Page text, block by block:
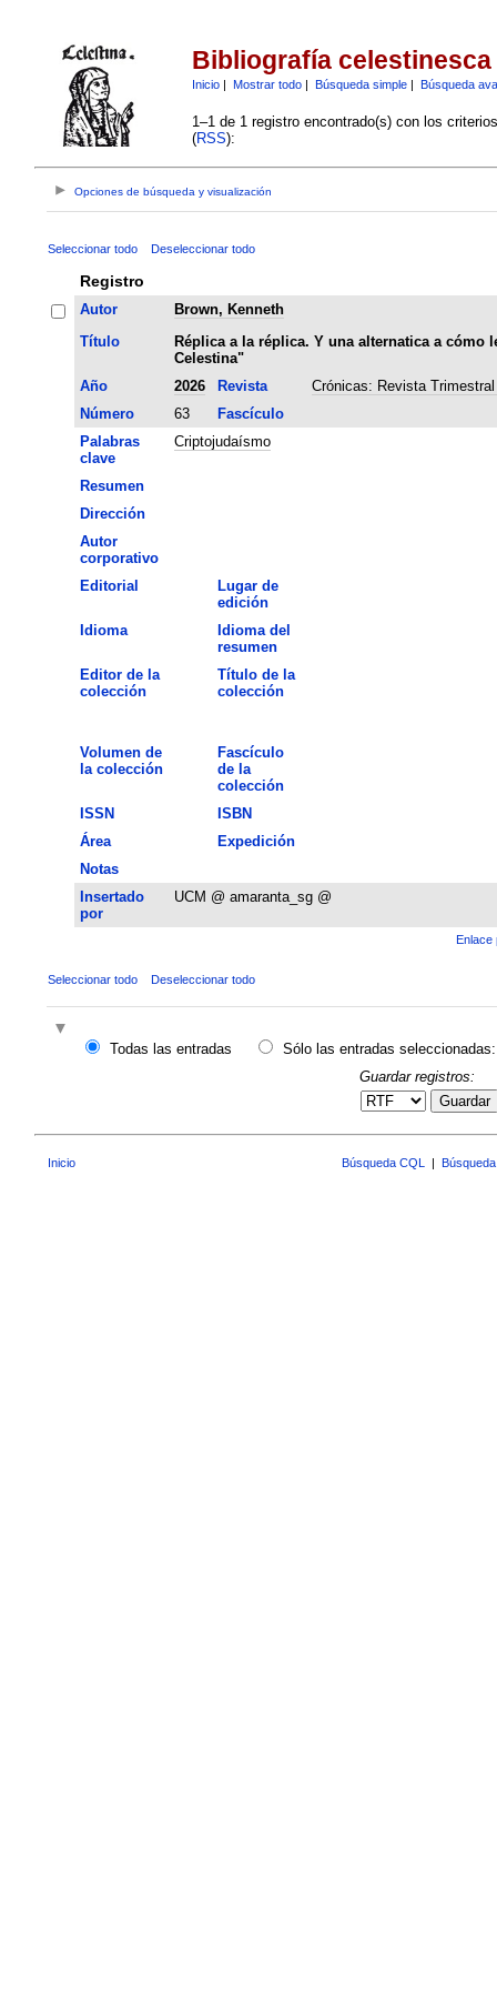
Bibliografía celestinesca
Inicio| Mostrar todo| Búsqueda simple| Búsqueda
1–1 de 1 registro encontrado(s) con los
(RSS):
Opciones de búsqueda y visualización
Seleccionar todo Deseleccionar todo
Registro
Autor
Brown, Kenneth
Título
Réplica a la réplica. Y una alternatica a
Celestina"
Año
2026 Revista
Crónicas: Revista
Número
63
Fascículo
Palabras
clave
Criptojudaísmo
Resumen
Dirección
Autor
corporativo
Editorial
Lugar de
edición
Idioma
Idioma del
resumen
Editor de la
colección
Título de la
colección
Volumen de
la colección
Fascículo
de la
colección
ISSN
ISBN
Área
Expedición
Notas
Insertado
por
UCM @ amaranta_sg @
Enlace
Seleccionar todo Deseleccionar todo
Todas las entradas
Sólo las entradas seleccionadas:
Guardar registros:
Guardar
Inicio Búsqueda CQL